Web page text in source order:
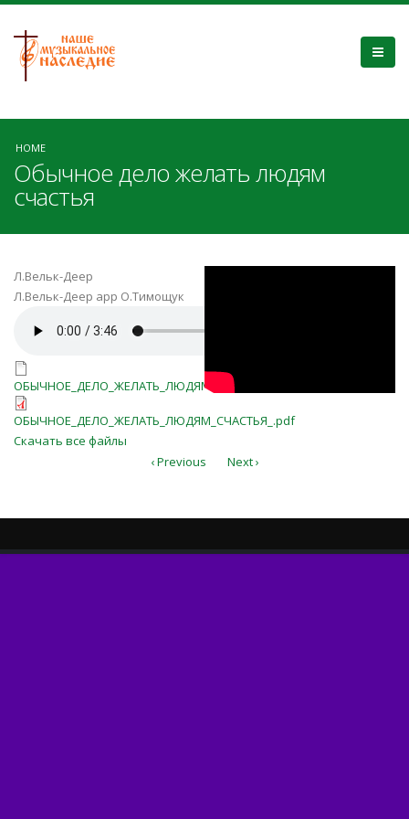
HOME
Обычное дело желать людям
счастья
Л.Вельк-Деер
Л.Вельк-Деер арр О.Тимощук
ОБЫЧНОЕ-ДЕЛО-Family-
Tymoshchuk.m4a
ОБЫЧНОЕ_ДЕЛО_ЖЕЛАТЬ_ЛЮДЯМ_СЧАСТЬЯ.xml
ОБЫЧНОЕ_ДЕЛО_ЖЕЛАТЬ_ЛЮДЯМ_СЧАСТЬЯ_.pdf
Скачать все файлы
‹ Previous Next ›